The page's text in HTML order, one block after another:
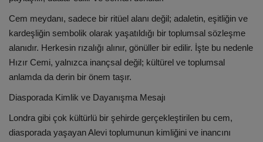
Cem meydanı, sadece bir ritüel alanı değil; adaletin, eşitliğin ve
kardeşliğin sembolik olarak yaşatıldığı bir toplumsal sözleşme
alanıdır. Herkesin rızalığı alınır, gönüller bir edilir. İşte bu nedenle
Hızır Cemi, yalnızca inançsal değil; kültürel ve toplumsal
anlamda da derin bir önem taşır.
Diasporada Kimlik ve Dayanışma Mesajı
Londra gibi çok kültürlü bir şehirde gerçekleştirilen bu cem,
diasporada yaşayan Alevi toplumunun kimliğini ve inancını